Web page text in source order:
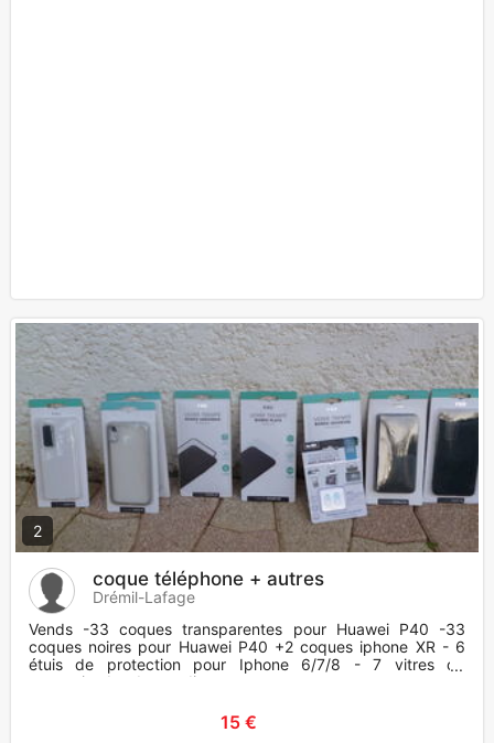
2
coque téléphone + autres
Drémil-Lafage
Vends -33 coques transparentes pour Huawei P40 -33
coques noires pour Huawei P40 +2 coques iphone XR - 6
étuis de protection pour Iphone 6/7/8 - 7 vitres de
protection bord arrondi
15 €